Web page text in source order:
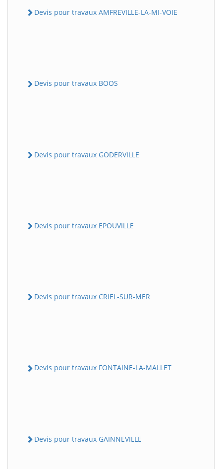
Devis pour travaux AMFREVILLE-LA-MI-VOIE
Devis pour travaux BOOS
Devis pour travaux GODERVILLE
Devis pour travaux EPOUVILLE
Devis pour travaux CRIEL-SUR-MER
Devis pour travaux FONTAINE-LA-MALLET
Devis pour travaux GAINNEVILLE